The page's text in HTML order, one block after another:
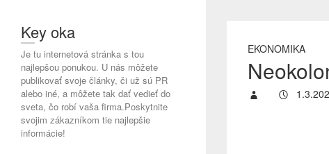
Key oka
Je tu internetová stránka s tou
najlepšou ponukou. U nás môžete
publikovať svoje články, či už sú PR
alebo iné, a môžete tak dať vedieť do
sveta, čo robí vaša firma.Poskytnite
svojim zákazníkom tie najlepšie
informácie!
EKONOMIKA